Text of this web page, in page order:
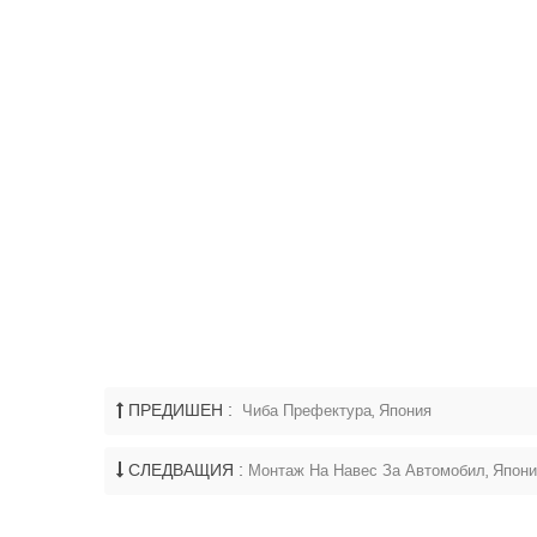
ПРЕДИШЕН : Чиба Префектура, Япония
СЛЕДВАЩИЯ : Монтаж На Навес За Автомобил,